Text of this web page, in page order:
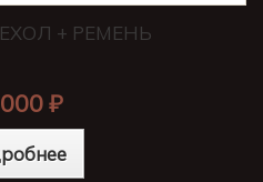
+ РЕМЕНЬ
₽